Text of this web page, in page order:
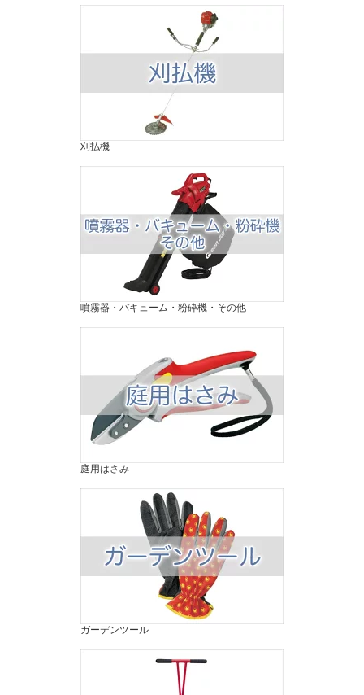
刈払機
噴霧器・バキューム・粉砕機・その他
庭用はさみ
ガーデンツール